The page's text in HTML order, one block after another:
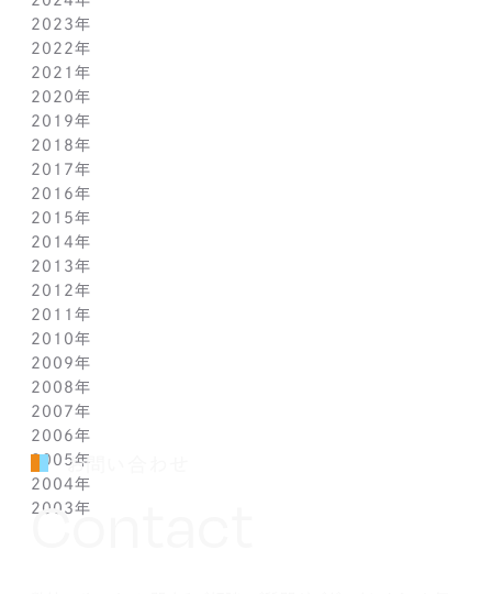
5月(1)
4月(1)
3月(1)
2月(1)
1月(1)
11月(1)
10月(1)
9月(1)
8月(1)
7月(1)
6月(1)
5月(1)
4月(1)
3月(1)
2月(1)
1月(2)
11月(1)
10月(1)
9月(1)
8月(1)
7月(1)
6月(1)
5月(1)
4月(1)
3月(1)
2月(1)
1月(2)
2023年
11月(1)
10月(1)
9月(1)
8月(1)
7月(1)
6月(1)
5月(1)
4月(1)
3月(1)
2月(1)
1月(2)
2022年
11月(1)
10月(1)
9月(1)
8月(1)
7月(1)
6月(1)
5月(1)
4月(1)
3月(2)
1月(2)
2021年
11月(1)
10月(1)
9月(1)
8月(1)
7月(1)
6月(1)
5月(1)
4月(1)
3月(1)
2月(1)
1月(2)
2020年
11月(2)
9月(2)
7月(1)
6月(2)
5月(2)
4月(3)
3月(2)
2月(1)
2019年
12月(2)
10月(1)
9月(2)
7月(1)
6月(2)
4月(1)
3月(1)
2月(1)
1月(1)
2018年
12月(1)
11月(1)
10月(1)
9月(2)
8月(1)
7月(1)
5月(1)
4月(1)
3月(1)
2月(1)
1月(1)
2017年
12月(1)
11月(1)
10月(1)
9月(1)
8月(1)
7月(1)
6月(1)
5月(1)
4月(1)
3月(1)
2月(1)
1月(1)
2016年
12月(1)
11月(1)
10月(1)
9月(1)
8月(1)
7月(1)
6月(1)
5月(1)
4月(1)
3月(1)
2月(1)
1月(1)
2015年
12月(1)
11月(1)
10月(1)
9月(1)
8月(1)
7月(1)
6月(1)
5月(1)
4月(1)
3月(1)
2月(1)
1月(1)
2014年
12月(1)
11月(1)
10月(1)
9月(1)
8月(1)
7月(1)
6月(1)
5月(1)
4月(1)
3月(1)
2月(1)
2013年
12月(1)
11月(1)
10月(1)
9月(1)
8月(1)
7月(1)
6月(1)
5月(1)
4月(1)
3月(1)
2012年
12月(1)
11月(1)
10月(1)
9月(1)
8月(1)
7月(1)
6月(1)
5月(1)
4月(1)
2011年
12月(1)
11月(1)
10月(1)
9月(1)
8月(1)
7月(1)
6月(1)
5月(1)
2010年
12月(1)
11月(1)
10月(1)
9月(1)
8月(1)
7月(1)
6月(1)
2009年
12月(1)
11月(1)
10月(1)
9月(1)
8月(1)
7月(1)
2008年
12月(1)
11月(1)
10月(1)
9月(1)
8月(1)
2007年
12月(1)
11月(1)
10月(1)
9月(1)
2006年
12月(1)
11月(1)
10月(1)
2005年
12月(1)
11月(1)
2004年
12月(1)
2003年
お問い合わせ
Contact